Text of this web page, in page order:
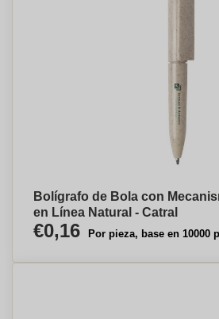
Bolígrafo de Bola con
en Línea Natural - Catral
€0,16 Por pieza, base en 10000